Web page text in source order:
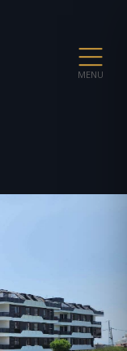
MENU